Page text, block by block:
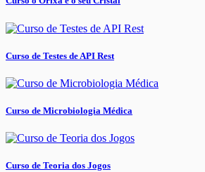
Curso de Testes de API Rest
Curso de Microbiologia Médica
Curso de Teoria dos Jogos